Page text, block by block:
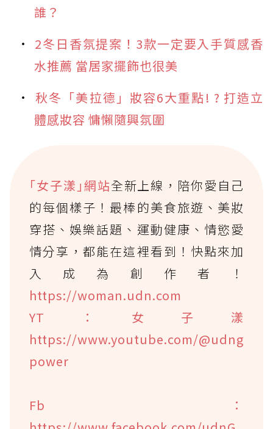
誰？
2冬日香氛提案！3款一定要入手質感香
水推薦 當居家擺飾也很美
秋冬「美拉德」妝容6大重點! ? 打造立
體感妝容 慵懶隨興氛圍
｢女子漾｣網站全新上線，陪你愛自己
的每個樣子！最棒的美食旅遊、美妝
穿搭、娛樂話題、運動健康、情慾愛
情分享，都能在這裡看到！快點來加
入成為創作者！
https://woman.udn.com
YT：女子漾
https://www.youtube.com/@udng
power
Fb：